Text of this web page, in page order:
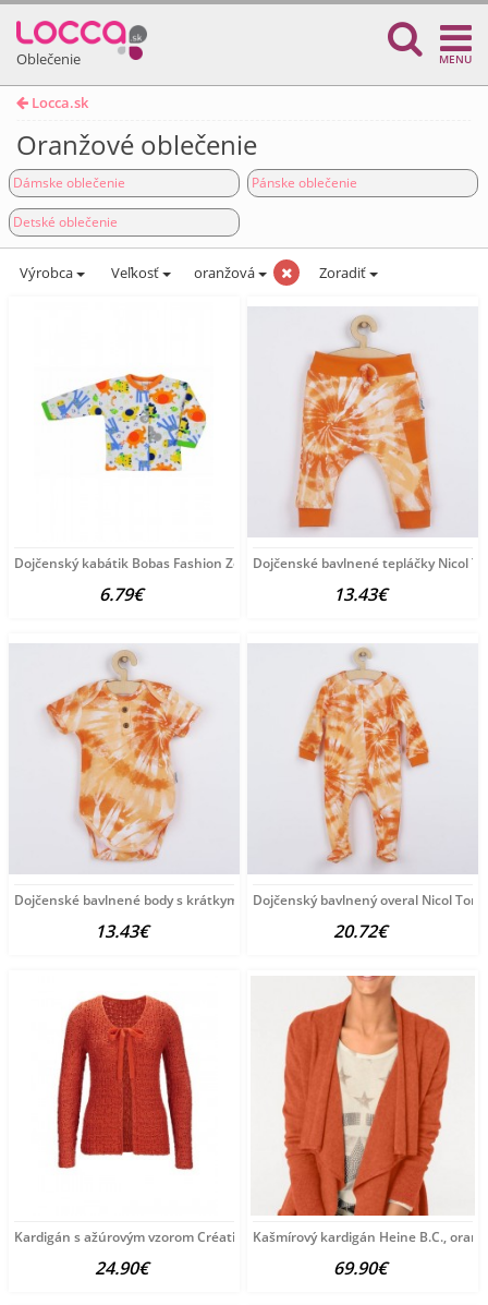
Oblečenie MENU
Locca.sk
Oranžové oblečenie
Dámske oblečenie Pánske oblečenie
Detské oblečenie
Výrobca Veľkosť oranžová Zoradiť
Dojčenský kabátik Bobas Fashion Zoo oranžový
6.79€
Dojčenské bavlnené tepláčky Nicol
13.43€
Dojčenské bavlnené body s krátkym rukávom Nicol Tomi
13.43€
Dojčenský bavlnený overal Nicol
20.72€
Kardigán s ažúrovým vzorom Création L, oranžová
24.90€
Kašmírový kardigán Heine B.C.,
69.90€